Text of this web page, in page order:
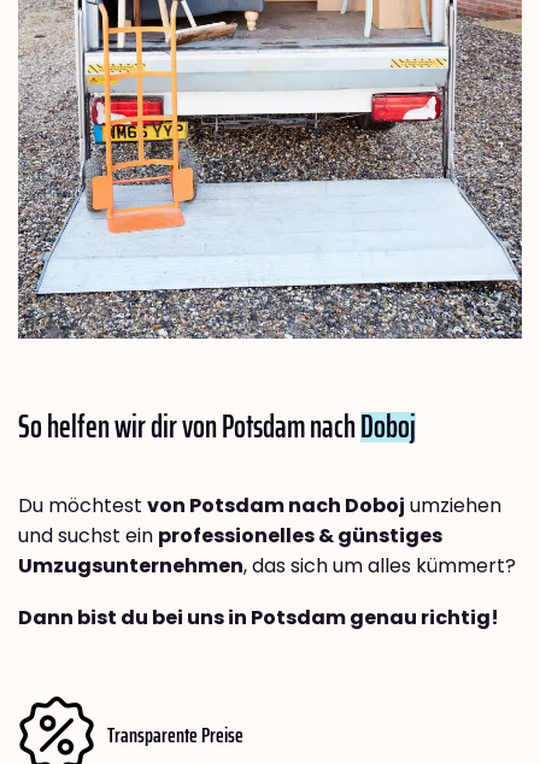
So helfen wir dir von Potsdam nachDoboj
Du möchtest von Potsdam nach Doboj umziehen
und suchst ein professionelles & günstiges
Umzugsunternehmen, das sich um alles kümmert?
Dann bist du bei uns in Potsdam genau richtig!
Transparente Preise